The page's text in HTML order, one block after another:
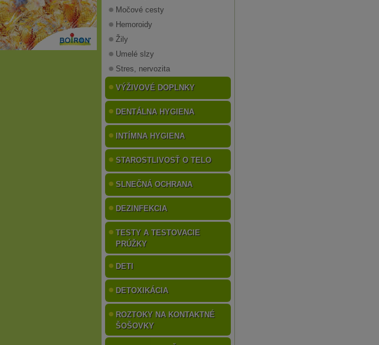
Močové cesty
Hemoroidy
Žily
Umelé slzy
Stres, nervozita
VÝŽIVOVÉ DOPLNKY
DENTÁLNA HYGIENA
INTÍMNA HYGIENA
STAROSTLIVOSŤ O TELO
SLNEČNÁ OCHRANA
DEZINFEKCIA
TESTY A TESTOVACIE
PRÚŽKY
DETI
DETOXIKÁCIA
ROZTOKY NA KONTAKTNÉ
ŠOŠOVKY